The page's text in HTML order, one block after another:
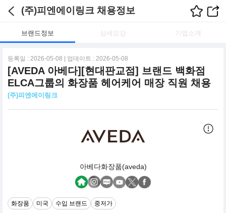
(주)피엔에이링크 채용정보
브랜드정보 상세요강 기업소개
등록일 : 2026-05-08 | 업데이트 : 2026-05-08
[AVEDA 아베다][현대판교점] 브랜드 백화점
ELCA그룹의 화장품 헤어케어 매장 직원 채용
(주)피엔에이링크
아베다화장품(aveda)
화장품 미국 수입 브랜드 중저가